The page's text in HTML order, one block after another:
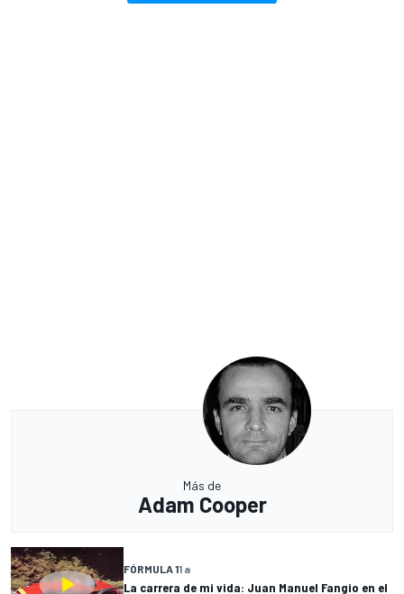
Más de
Adam Cooper
FÓRMULA 11 a
La carrera de mi vida: Juan Manuel Fangio en el